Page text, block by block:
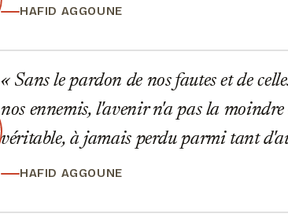
HAFID AGGOUNE
Sans le pardon de nos fautes et de
nos ennemis, l'avenir n'a pas la
véritable, à jamais perdu parmi tant
HAFID AGGOUNE